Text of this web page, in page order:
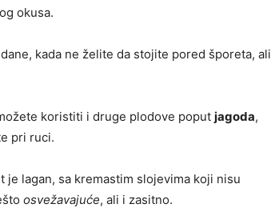
okusa.
kada ne želite da stojite pored šporeta, ali
koristiti i druge plodove poput jagoda,
pri ruci.
je lagan, sa kremastim slojevima koji nisu
osvežavajuće, ali i zasitno.